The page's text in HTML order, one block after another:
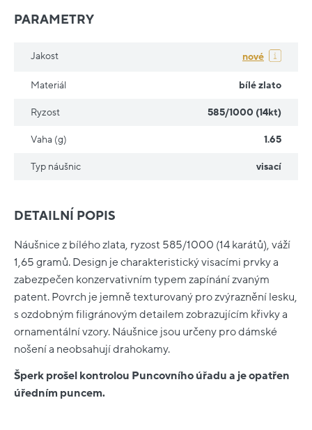
DETAILNÍ POPIS
Náušnice z bílého zlata, ryzost 585/1000 (14 karátů), váží
1,65 gramů. Design je charakteristický visacími prvky a
zabezpečen konzervativním typem zapínání zvaným
patent. Povrch je jemně texturovaný pro zvýraznění lesku,
s ozdobným filigránovým detailem zobrazujícím křivky a
ornamentální vzory. Náušnice jsou určeny pro dámské
nošení a neobsahují drahokamy.
Šperk prošel kontrolou Puncovního úřadu a je opatřen
úředním puncem.
PARAMETRY
Jakost nové
Materiál bílé zlato
Ryzost 585/1000 (14kt)
Vaha (g) 1.65
Typ náušnic visací